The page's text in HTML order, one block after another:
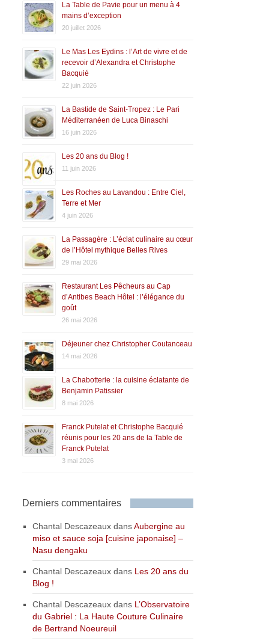
La Table de Pavie pour un menu à 4
mains d’exception
20 juillet 2026
Le Mas Les Eydins : l’Art de vivre et de
recevoir d’Alexandra et Christophe
Bacquié
22 juin 2026
La Bastide de Saint-Tropez : Le Pari
Méditerranéen de Luca Binaschi
16 juin 2026
Les 20 ans du Blog !
11 juin 2026
Les Roches au Lavandou : Entre Ciel,
Terre et Mer
4 juin 2026
La Passagère : L’éclat culinaire au cœur
de l’Hôtel mythique Belles Rives
29 mai 2026
Restaurant Les Pêcheurs au Cap
d’Antibes Beach Hôtel : l’élégance du
goût
26 mai 2026
Déjeuner chez Christopher Coutanceau
14 mai 2026
La Chabotterie : la cuisine éclatante de
Benjamin Patissier
8 mai 2026
Franck Putelat et Christophe Bacquié
réunis pour les 20 ans de la Table de
Franck Putelat
3 mai 2026
Derniers commentaires
Chantal Descazeaux dansAubergine au
miso et sauce soja [cuisine japonaise] –
Nasu dengaku
Chantal Descazeaux dans Les 20 ans du
Blog !
Chantal Descazeaux dans L’Observatoire
du Gabriel : La Haute Couture Culinaire
de Bertrand Noeureuil